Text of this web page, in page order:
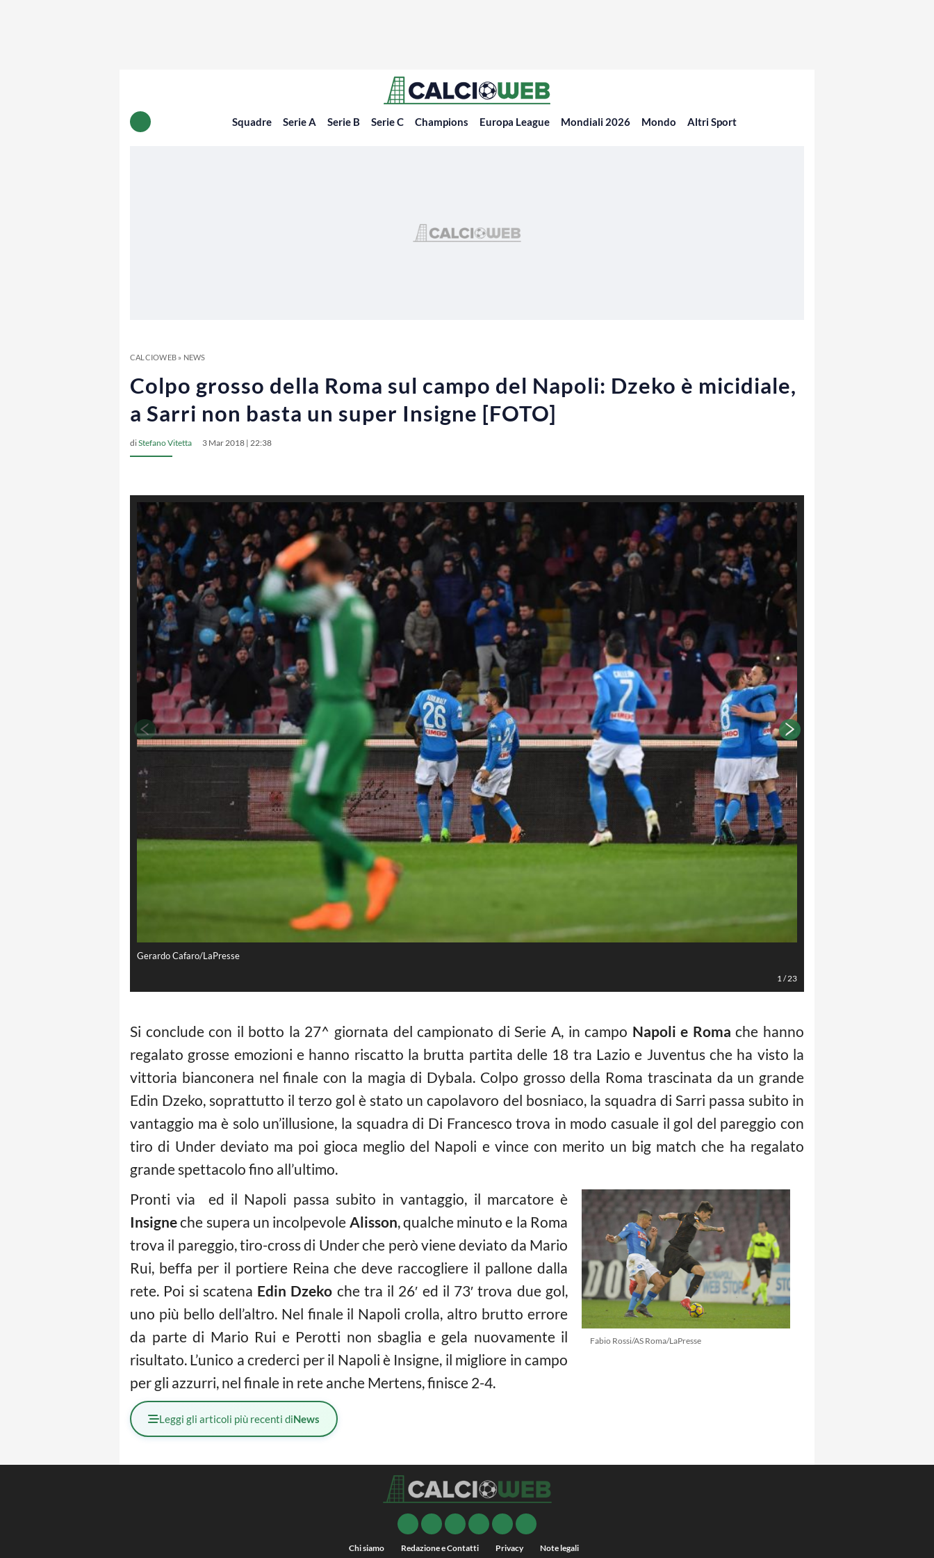
Squadre Serie A Serie B Serie C Champions Europa League Mondiali 2026 Mondo Altri Sport
CALCIOWEB» NEWS
Colpo grosso della Roma sul campo del Napoli: Dzeko è micidiale,
a Sarri non basta un super Insigne [FOTO]
diStefano Vitetta 3 Mar 2018 | 22:38
Gerardo Cafaro/LaPresse
1/23
Si conclude con il botto la 27^ giornata del campionato di Serie A, in campo Napoli e Roma che hanno
regalato grosse emozioni e hanno riscatto la brutta partita delle 18 tra Lazio e Juventus che ha visto la
vittoria bianconera nel finale con la magia di Dybala. Colpo grosso della Roma trascinata da un grande
Edin Dzeko, soprattutto il terzo gol è stato un capolavoro del bosniaco, la squadra di Sarri passa subito in
vantaggio ma è solo un’illusione, la squadra di Di Francesco trova in modo casuale il gol del pareggio con
tiro di Under deviato ma poi gioca meglio del Napoli e vince con merito un big match che ha regalato
grande spettacolo fino all’ultimo.
Fabio Rossi/AS Roma/LaPresse
Pronti via ed il Napoli passa subito in vantaggio, il marcatore è
Insigneche supera un incolpevole Alisson, qualche minuto e la Roma
trova il pareggio, tiro-cross di Under che però viene deviato da Mario
Rui, beffa per il portiere Reina che deve raccogliere il pallone dalla
rete. Poi si scatena Edin Dzeko che tra il 26′ ed il 73′ trova due gol,
uno più bello dell’altro. Nel finale il Napoli crolla, altro brutto errore
da parte di Mario Rui e Perotti non sbaglia e gela nuovamente il
risultato. L’unico a crederci per il Napoli è Insigne, il migliore in campo
per gli azzurri, nel finale in rete anche Mertens, finisce 2-4.
Leggi gli articoli più recenti diNews
Chi siamo Redazione e Contatti Privacy Note legali